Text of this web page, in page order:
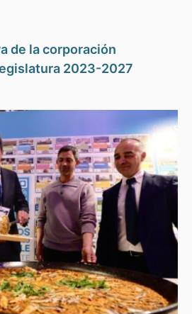
de la corporación
2023-2027